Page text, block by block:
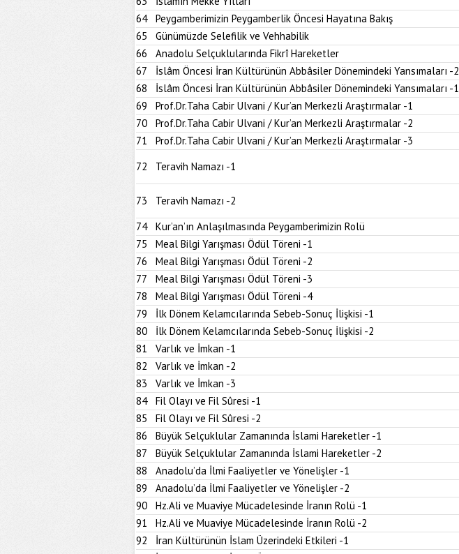
64
Peygamberimizin Peygamberlik Öncesi Hayatına Bakış
65
Günümüzde Selefilik ve Vehhabilik
66
Anadolu Selçuklularında Fikrî Hareketler
67
İslâm Öncesi İran Kültürünün Abbâsiler Dönemindeki Yansımaları -2
68
İslâm Öncesi İran Kültürünün Abbâsiler Dönemindeki Yansımaları -1
69
Prof.Dr.Taha Cabir Ulvani / Kur’an Merkezli Araştırmalar -1
70
Prof.Dr.Taha Cabir Ulvani / Kur’an Merkezli Araştırmalar -2
71
Prof.Dr.Taha Cabir Ulvani / Kur’an Merkezli Araştırmalar -3
72
Teravih Namazı -1
73 Teravih Namazı -2
74
Kur’an’ın Anlaşılmasında Peygamberimizin Rolü
75
Meal Bilgi Yarışması Ödül Töreni -1
76
Meal Bilgi Yarışması Ödül Töreni -2
77
Meal Bilgi Yarışması Ödül Töreni -3
78
Meal Bilgi Yarışması Ödül Töreni -4
79
İlk Dönem Kelamcılarında Sebeb-Sonuç İlişkisi -1
80
İlk Dönem Kelamcılarında Sebeb-Sonuç İlişkisi -2
81
Varlık ve İmkan -1
82
Varlık ve İmkan -2
83
Varlık ve İmkan -3
84
Fil Olayı ve Fil Sûresi -1
85
Fil Olayı ve Fil Sûresi -2
86
Büyük Selçuklular Zamanında İslami Hareketler -1
87
Büyük Selçuklular Zamanında İslami Hareketler -2
88
Anadolu’da İlmi Faaliyetler ve Yönelişler -1
89
Anadolu’da İlmi Faaliyetler ve Yönelişler -2
90
Hz.Ali ve Muaviye Mücadelesinde İranın Rolü -1
91
Hz.Ali ve Muaviye Mücadelesinde İranın Rolü -2
92
İran Kültürünün İslam Üzerindeki Etkileri -1